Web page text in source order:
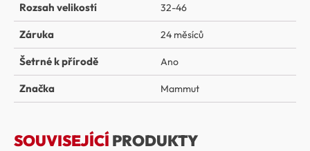
Rozsah velikostí 32-46
Záruka 24 měsíců
Šetrné k přírodě Ano
Značka Mammut
SOUVISEJÍCÍ PRODUKTY